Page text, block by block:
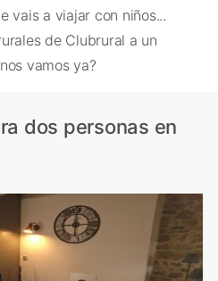
vais a viajar con niños...
de Clubrural a un
vamos ya?
dos personas en